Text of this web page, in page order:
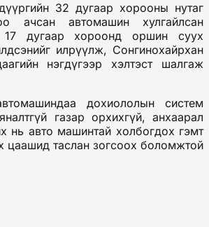
32 дугаар хорооны нутаг
ачсан автомашин хулгайлсан
17 дугаар хороонд оршин суух
илрүүлж, Сонгинохайрхан
нэгдүгээр хэлтэст шалгаж
дохиололын систем
газар орхихгүй, анхаарал
нь авто машинтай холбогдох гэмт
цаашид таслан зогсоох боломжтой